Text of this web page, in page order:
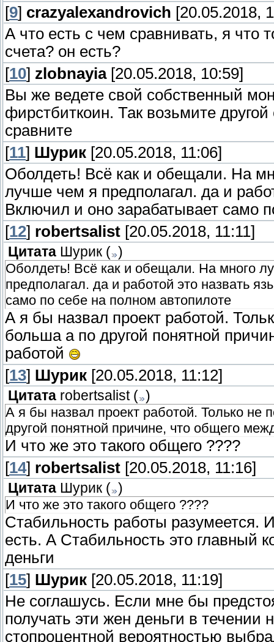
[9] crazyalexandrovich [20.05.2018,
А что есть с чем сравнивать, я что
счета? он есть?
[10] zlobnayia[20.05.2018, 10:59]
Вы же ведете свой собственный
фирстбиткоин. Так возьмите
сравните
[11] Шурик [20.05.2018, 11:06]
Оболдеть! Всё как и обещали. На
лучше чем я предполагал. да и
Включил и оно зарабатывает само
[12] robertsalist [20.05.2018, 11:11]
Цитата Шурик ( )
Оболдеть! Всё как и обещали. На много
предполагал. да и работой это назвать
само по себе на полном автопилоте
А я бы назвал проект работой.
больша а по другой понятной
работой
[13] Шурик [20.05.2018, 11:12]
Цитата robertsalist( )
А я бы назвал проект работой. Только
другой понятной причине, что общего
И что же это такого общего ????
[14] robertsalist [20.05.2018, 11:16]
Цитата Шурик ( )
И что же это такого общего ????
Стабильность работы разумеется.
есть. А Стабильность это главный
деньги
[15] Шурик [20.05.2018, 11:19]
Не соглашусь. Если мне бы
получать эти жен деньги в
стопроцентной вероятностью